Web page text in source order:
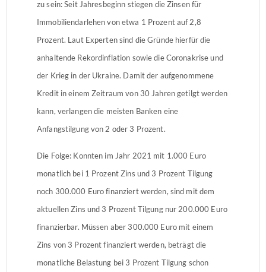
zu sein: Seit Jahresbeginn stiegen die Zinsen für
Immobiliendarlehen von etwa 1 Prozent auf 2,8
Prozent. Laut Experten sind die Gründe hierfür die
anhaltende Rekordinflation sowie die Coronakrise und
der Krieg in der Ukraine. Damit der aufgenommene
Kredit in einem Zeitraum von 30 Jahren getilgt werden
kann, verlangen die meisten Banken eine
Anfangstilgung von 2 oder 3 Prozent.
Die Folge: Konnten im Jahr 2021 mit 1.000 Euro
monatlich bei 1 Prozent Zins und 3 Prozent Tilgung
noch 300.000 Euro finanziert werden, sind mit dem
aktuellen Zins und 3 Prozent Tilgung nur 200.000 Euro
finanzierbar. Müssen aber 300.000 Euro mit einem
Zins von 3 Prozent finanziert werden, beträgt die
monatliche Belastung bei 3 Prozent Tilgung schon